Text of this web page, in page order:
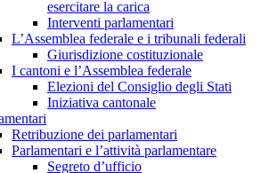
esercitare la carica
Interventi parlamentari
L’Assemblea federale e i tribunali federali
Giurisdizione costituzionale
I cantoni e l’Assemblea federale
Elezioni del Consiglio degli Stati
Iniziativa cantonale
Retribuzione dei parlamentari
Parlamentari e l’attività parlamentare
Segreto d’ufficio